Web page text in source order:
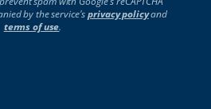
by the service'sprivacy policyand
terms of use.